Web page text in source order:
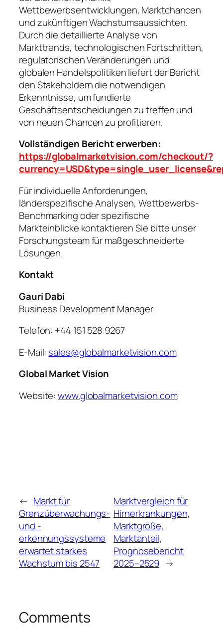
Wettbewerbsentwicklungen, Marktchancen
und zukünftigen Wachstumsaussichten.
Durch die detaillierte Analyse von
Markttrends, technologischen Fortschritten,
regulatorischen Veränderungen und
globalen Handelspolitiken liefert der Bericht
den Stakeholdern die notwendigen
Erkenntnisse, um fundierte
Geschäftsentscheidungen zu treffen und
von neuen Chancen zu profitieren.
Vollständigen Bericht erwerben:
https://globalmarketvision.com/checkout/?
Für individuelle Anforderungen,
länderspezifische Analysen, Wettbewerbs-
Benchmarking oder spezifische
Markteinblicke kontaktieren Sie bitte unser
Forschungsteam für maßgeschneiderte
Lösungen.
Kontakt
Gauri Dabi
Business Development Manager
Telefon: +44 151 528 9267
E-Mail: sales@globalmarketvision.com
Global Market Vision
Website:www.globalmarketvision.com
← Markt für
Grenzüberwachungs-
und -
erkennungssysteme
erwartet starkes
Wachstum bis 2547
Marktvergleich für
Hirnerkrankungen,
Marktgröße,
Marktanteil,
Prognosebericht
2025–2529 →
Comments